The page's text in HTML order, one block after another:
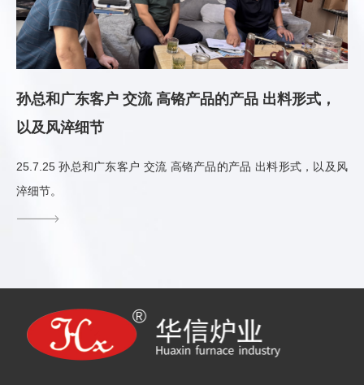
孙总和广东客户 交流 高铬产品的产品 出料形式，
以及风淬细节
25.7.25 孙总和广东客户 交流 高铬产品的产品 出料形式，以及风
淬细节。